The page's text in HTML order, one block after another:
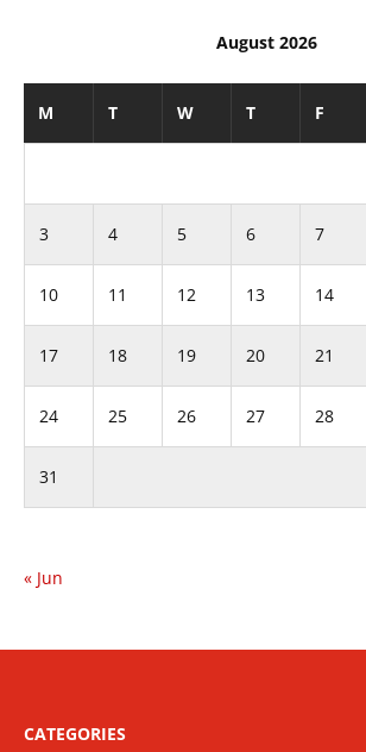
August 2026
M T W T F
3 4 5 6 7
10 11 12 13 14
17 18 19 20 21
24 25 26 27 28
31
« Jun
CATEGORIES